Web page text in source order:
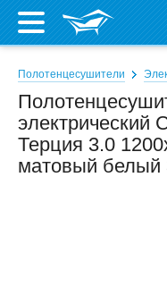
Полотенцесушители
электрический
Терция 3.0
матовый белый